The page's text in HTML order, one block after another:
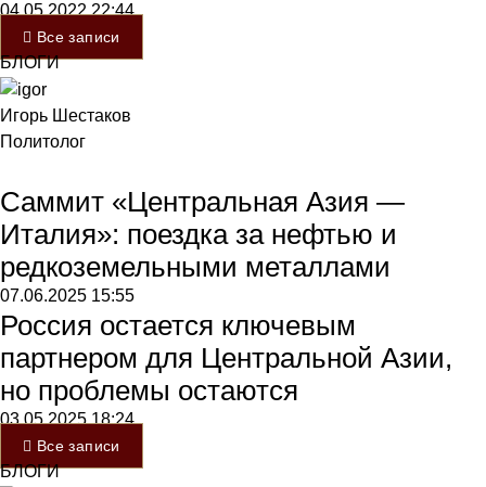
04.05.202222:44
Все записи
БЛОГИ
Игорь Шестаков
Политолог
Саммит «Центральная Азия —
Италия»: поездка за нефтью и
редкоземельными металлами
07.06.2025 15:55
Россия остается ключевым
партнером для Центральной Азии,
но проблемы остаются
03.05.202518:24
Все записи
БЛОГИ